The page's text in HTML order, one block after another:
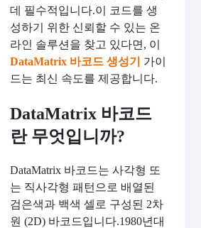
데 필수적입니다.이 코드를 생
성하기 위한 신뢰할 수 있는 온
라인 솔루션을 찾고 있다면, 이
DataMatrix 바코드 생성기
가이
드는 최신 속도를 제공합니다.
DataMatrix 바코드
란 무엇입니까?
DataMatrix 바코드는 사각형 또
는 직사각형 패턴으로 배열된
검은색과 백색 셀로 구성된 2차
원 (2D) 바코드입니다.1980년대